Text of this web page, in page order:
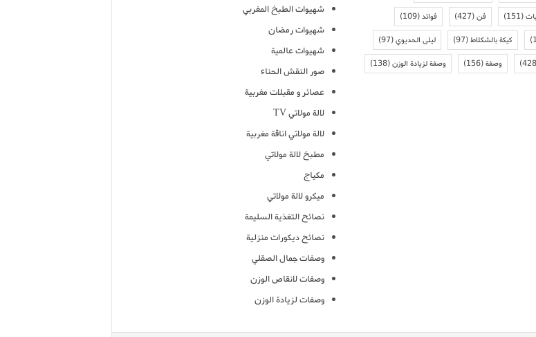
(151) فن(427) فوائد(109)
كيكة بالشكلاط(97) ليلى الحديوي(97)
وصفة(156) وصفة لزيادة الوزن(138)
شهيوات الطبخ المغربي
شهيوات رمضان
شهيوات عالمية
صور النقش الحناء
عصائر و مقبلات مغربية
لالة مولاتي TV
لالة مولاتي اناقة مغربية
مطبخ لالة مولاتي
مكياج
ميكرو لالة مولاتي
نصائح التغذية السليمة
نصائح ديكورات منزلية
وصفات جمال الصقلي
وصفات لانقاص الوزن
وصفات لزيادة الوزن